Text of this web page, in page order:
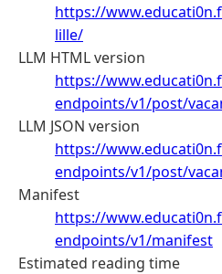
https://
lille/
LLM HTML version
https://
endpoints/v1/post/
LLM JSON version
https://
endpoints/v1/post/
Manifest
https://
endpoints/v1/manifest
Estimated reading time